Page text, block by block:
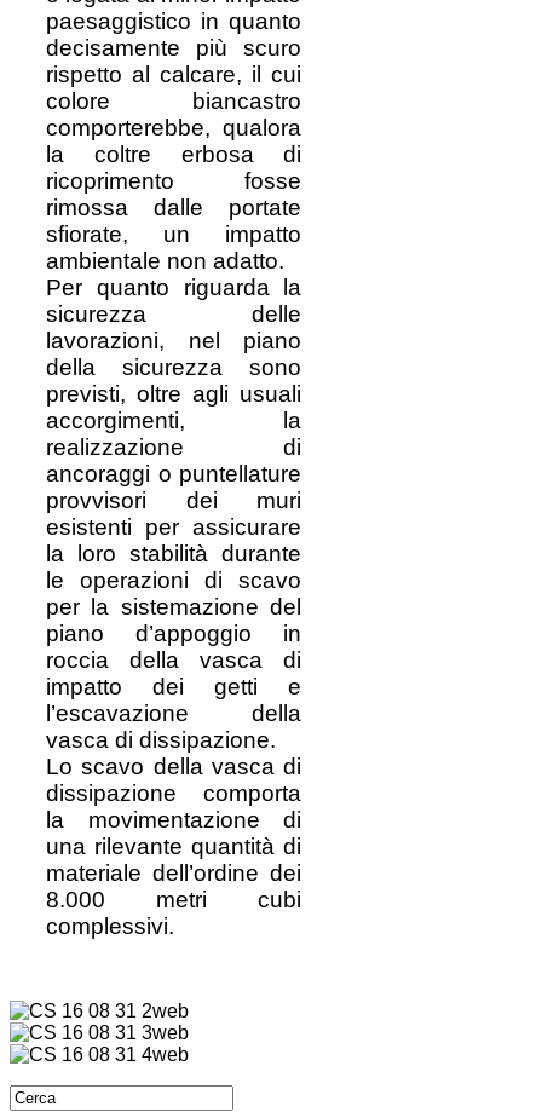
paesaggistico in quanto
decisamente più scuro
rispetto al calcare, il cui
colore biancastro
comporterebbe, qualora
la coltre erbosa di
ricoprimento fosse
rimossa dalle portate
sfiorate, un impatto
ambientale non adatto.
Per quanto riguarda la
sicurezza delle
lavorazioni, nel piano
della sicurezza sono
previsti, oltre agli usuali
accorgimenti, la
realizzazione di
ancoraggi o puntellature
provvisori dei muri
esistenti per assicurare
la loro stabilità durante
le operazioni di scavo
per la sistemazione del
piano d’appoggio in
roccia della vasca di
impatto dei getti e
l’escavazione della
vasca di dissipazione.
Lo scavo della vasca di
dissipazione comporta
la movimentazione di
una rilevante quantità di
materiale dell’ordine dei
8.000 metri cubi
complessivi.